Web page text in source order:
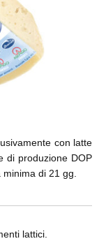
con latte
di produzione DOP
minima di 21 gg.
lattici.